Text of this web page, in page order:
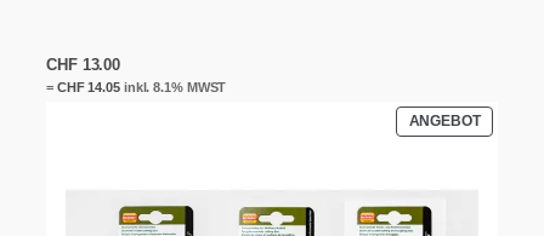
CHF13.00
= CHF14.05inkl. 8.1% MWST
ANGEBOT
IM